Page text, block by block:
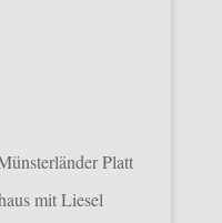
Platt
mit Liesel